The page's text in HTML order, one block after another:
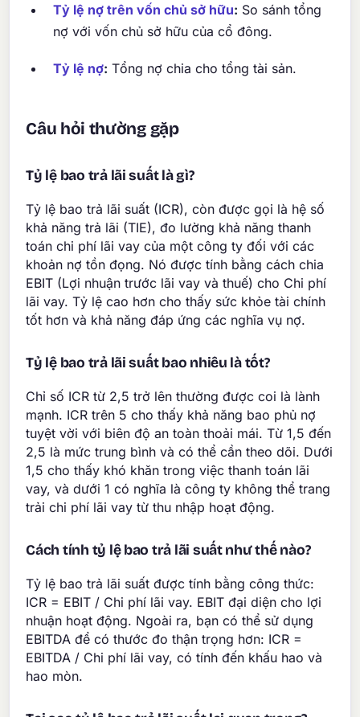
Tỷ lệ nợ trên vốn chủ sở hữu: So sánh tổng
nợ với vốn chủ sở hữu của cổ đông.
Tỷ lệ nợ: Tổng nợ chia cho tổng tài sản.
Câu hỏi thường gặp
Tỷ lệ bao trả lãi suất là gì?
Tỷ lệ bao trả lãi suất (ICR), còn được gọi là hệ số
khả năng trả lãi (TIE), đo lường khả năng thanh
toán chi phí lãi vay của một công ty đối với các
khoản nợ tồn đọng. Nó được tính bằng cách chia
EBIT (Lợi nhuận trước lãi vay và thuế) cho Chi phí
lãi vay. Tỷ lệ cao hơn cho thấy sức khỏe tài chính
tốt hơn và khả năng đáp ứng các nghĩa vụ nợ.
Tỷ lệ bao trả lãi suất bao nhiêu là tốt?
Chỉ số ICR từ 2,5 trở lên thường được coi là lành
mạnh. ICR trên 5 cho thấy khả năng bao phủ nợ
tuyệt vời với biên độ an toàn thoải mái. Từ 1,5 đến
2,5 là mức trung bình và có thể cần theo dõi. Dưới
1,5 cho thấy khó khăn trong việc thanh toán lãi
vay, và dưới 1 có nghĩa là công ty không thể trang
trải chi phí lãi vay từ thu nhập hoạt động.
Cách tính tỷ lệ bao trả lãi suất như thế nào?
Tỷ lệ bao trả lãi suất được tính bằng công thức:
ICR = EBIT / Chi phí lãi vay. EBIT đại diện cho lợi
nhuận hoạt động. Ngoài ra, bạn có thể sử dụng
EBITDA để có thước đo thận trọng hơn: ICR =
EBITDA / Chi phí lãi vay, có tính đến khấu hao và
hao mòn.